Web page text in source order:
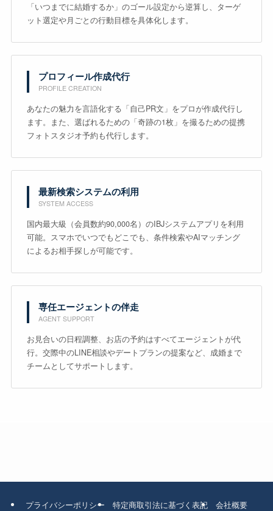
「いつまでに結婚するか」のゴール設定から逆算し、ターゲ
ット選定や月ごとの行動目標を具体化します。
プロフィール作成代行
PROFILE CREATION
あなたの魅力を言語化する「自己PR文」をプロが作成代行し
ます。また、選ばれるための「奇跡の1枚」を撮るための提携
フォトスタジオ予約も代行します。
最新検索システムの利用
SYSTEM ACCESS
国内最大級（会員数約90,000名）のIBJシステムアプリを利用
可能。スマホでいつでもどこでも、条件検索やAIマッチング
によるお相手探しが可能です。
専任エージェントの伴走
AGENT SUPPORT
お見合いの日程調整、お店の予約はすべてエージェントが代
行。交際中のLINE相談やデートプランの提案など、成婚まで
チームとしてサポートします。
プライバシーポリシー 特定商取引法に基づく表記 会社概要